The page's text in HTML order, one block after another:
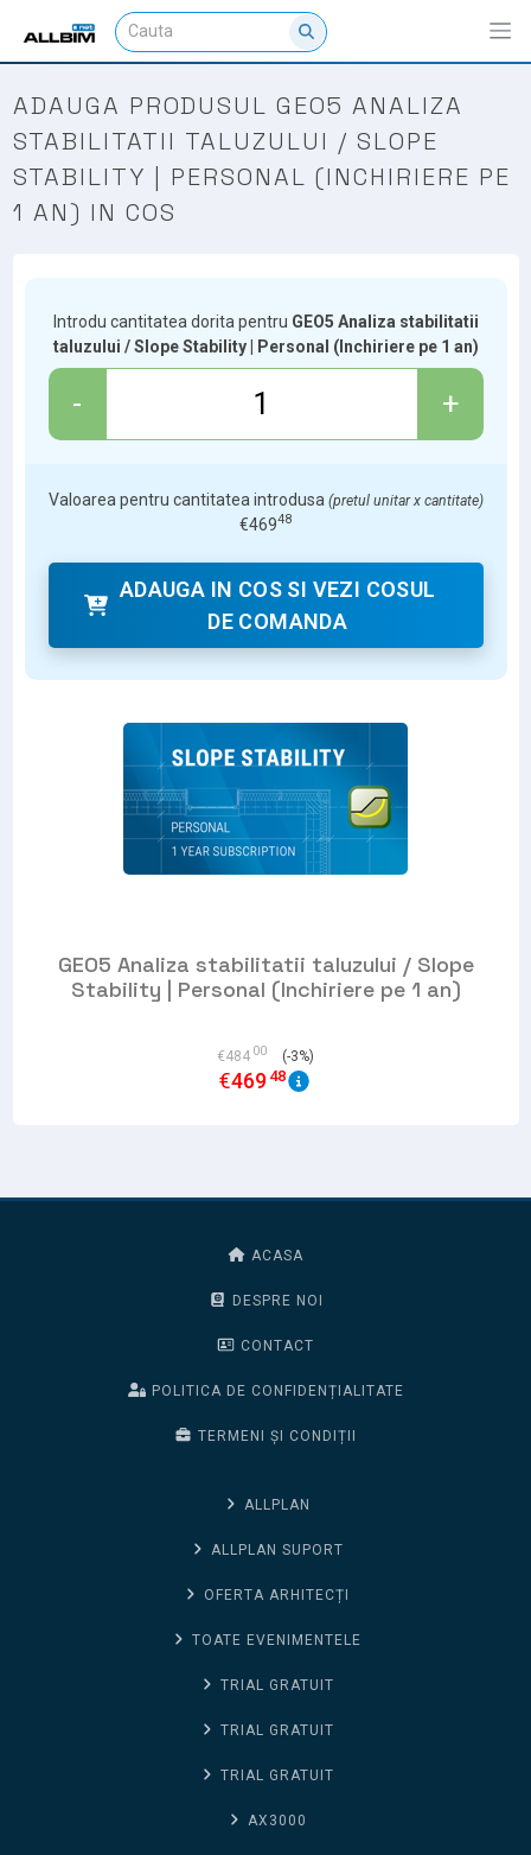
ADAUGA PRODUSUL GEO5 ANALIZA
STABILITATII TALUZULUI / SLOPE
STABILITY | PERSONAL (INCHIRIERE PE
1 AN) IN COS
Introdu cantitatea dorita pentru GEO5 Analiza stabilitatii
taluzului / Slope Stability | Personal (Inchiriere pe 1 an)
- +
Valoarea pentru cantitatea introdusa (pretul unitar x cantitate)
€46948
ADAUGA IN COS SI VEZI COSUL
DE COMANDA
GEO5 Analiza stabilitatii taluzului / Slope
Stability | Personal (Inchiriere pe 1 an)
€484 00 (-3%)
€469 48
ACASA
DESPRE NOI
CONTACT
POLITICA DE CONFIDENȚIALITATE
TERMENI ȘI CONDIȚII
ALLPLAN
ALLPLAN SUPORT
OFERTA ARHITECȚI
TOATE EVENIMENTELE
TRIAL GRATUIT
TRIAL GRATUIT
TRIAL GRATUIT
AX3000